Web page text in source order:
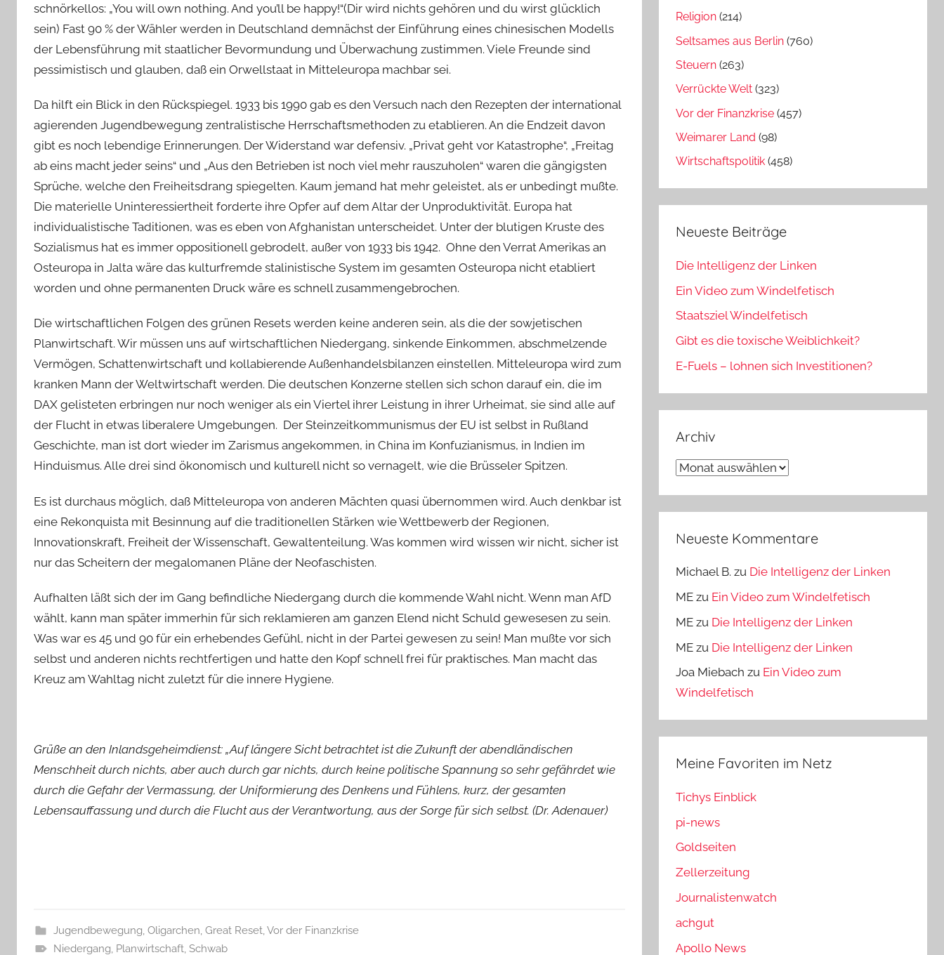
schnörkellos: „You will own nothing. And you’ll be happy!“(Dir wird nichts gehören und du wirst glücklich
sein) Fast 90 % der Wähler werden in Deutschland demnächst der Einführung eines chinesischen Modells
der Lebensführung mit staatlicher Bevormundung und Überwachung zustimmen. Viele Freunde sind
pessimistisch und glauben, daß ein Orwellstaat in Mitteleuropa machbar sei.
Da hilft ein Blick in den Rückspiegel. 1933 bis 1990 gab es den Versuch nach den Rezepten der international
agierenden Jugendbewegung zentralistische Herrschaftsmethoden zu etablieren. An die Endzeit davon
gibt es noch lebendige Erinnerungen. Der Widerstand war defensiv. „Privat geht vor Katastrophe“, „Freitag
ab eins macht jeder seins“ und „Aus den Betrieben ist noch viel mehr rauszuholen“ waren die gängigsten
Sprüche, welche den Freiheitsdrang spiegelten. Kaum jemand hat mehr geleistet, als er unbedingt mußte.
Die materielle Uninteressiertheit forderte ihre Opfer auf dem Altar der Unproduktivität. Europa hat
individualistische Taditionen, was es eben von Afghanistan unterscheidet. Unter der blutigen Kruste des
Sozialismus hat es immer oppositionell gebrodelt, außer von 1933 bis 1942. Ohne den Verrat Amerikas an
Osteuropa in Jalta wäre das kulturfremde stalinistische System im gesamten Osteuropa nicht etabliert
worden und ohne permanenten Druck wäre es schnell zusammengebrochen.
Die wirtschaftlichen Folgen des grünen Resets werden keine anderen sein, als die der sowjetischen
Planwirtschaft. Wir müssen uns auf wirtschaftlichen Niedergang, sinkende Einkommen, abschmelzende
Vermögen, Schattenwirtschaft und kollabierende Außenhandelsbilanzen einstellen. Mitteleuropa wird zum
kranken Mann der Weltwirtschaft werden. Die deutschen Konzerne stellen sich schon darauf ein, die im
DAX gelisteten erbringen nur noch weniger als ein Viertel ihrer Leistung in ihrer Urheimat, sie sind alle auf
der Flucht in etwas liberalere Umgebungen. Der Steinzeitkommunismus der EU ist selbst in Rußland
Geschichte, man ist dort wieder im Zarismus angekommen, in China im Konfuzianismus, in Indien im
Hinduismus. Alle drei sind ökonomisch und kulturell nicht so vernagelt, wie die Brüsseler Spitzen.
Es ist durchaus möglich, daß Mitteleuropa von anderen Mächten quasi übernommen wird. Auch denkbar ist
eine Rekonquista mit Besinnung auf die traditionellen Stärken wie Wettbewerb der Regionen,
Innovationskraft, Freiheit der Wissenschaft, Gewaltenteilung. Was kommen wird wissen wir nicht, sicher ist
nur das Scheitern der megalomanen Pläne der Neofaschisten.
Aufhalten läßt sich der im Gang befindliche Niedergang durch die kommende Wahl nicht. Wenn man AfD
wählt, kann man später immerhin für sich reklamieren am ganzen Elend nicht Schuld gewesesen zu sein.
Was war es 45 und 90 für ein erhebendes Gefühl, nicht in der Partei gewesen zu sein! Man mußte vor sich
selbst und anderen nichts rechtfertigen und hatte den Kopf schnell frei für praktisches. Man macht das
Kreuz am Wahltag nicht zuletzt für die innere Hygiene.
Grüße an den Inlandsgeheimdienst: „Auf längere Sicht betrachtet ist die Zukunft der abendländischen
Menschheit durch nichts, aber auch durch gar nichts, durch keine politische Spannung so sehr gefährdet wie
durch die Gefahr der Vermassung, der Uniformierung des Denkens und Fühlens, kurz, der gesamten
Lebensauffassung und durch die Flucht aus der Verantwortung, aus der Sorge für sich selbst. (Dr. Adenauer)
Jugendbewegung, Oligarchen, Great Reset,Vor der Finanzkrise
Niedergang, Planwirtschaft, Schwab
Religion (214)
Seltsames aus Berlin (760)
Steuern (263)
Verrückte Welt (323)
Vor der Finanzkrise (457)
Weimarer Land (98)
Wirtschaftspolitik (458)
Neueste Beiträge
Die Intelligenz der Linken
Ein Video zum Windelfetisch
Staatsziel Windelfetisch
Gibt es die toxische Weiblichkeit?
E-Fuels – lohnen sich Investitionen?
Archiv
Archiv
Neueste Kommentare
Michael B. zu Die Intelligenz der Linken
ME zu Ein Video zum Windelfetisch
ME zu Die Intelligenz der Linken
ME zu Die Intelligenz der Linken
Joa Miebach zu Ein Video zum
Windelfetisch
Meine Favoriten im Netz
Tichys Einblick
pi-news
Goldseiten
Zellerzeitung
Journalistenwatch
achgut
Apollo News